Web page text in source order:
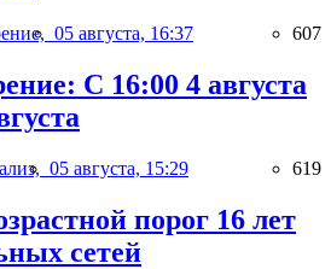
05 августа, 16:37 607
С 16:00 4 августа
05 августа, 15:29 619
порог 16 лет
сетей